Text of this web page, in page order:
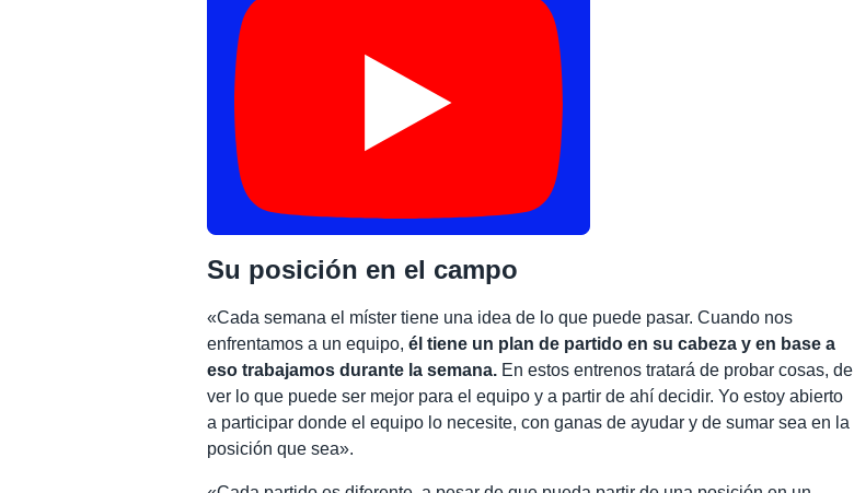
Su posición en el campo
«Cada semana el míster tiene una idea de lo que puede pasar. Cuando nos
enfrentamos a un equipo,él tiene un plan de partido en su cabeza y en base a
eso trabajamos durante la semana. En estos entrenos tratará de probar cosas, de
ver lo que puede ser mejor para el equipo y a partir de ahí decidir. Yo estoy abierto
a participar donde el equipo lo necesite, con ganas de ayudar y de sumar sea en la
posición que sea».